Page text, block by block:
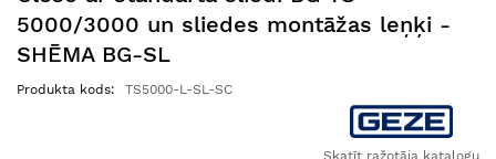
5000/3000 un sliedes montāžas leņķi -
SHĒMA BG-SL
Produkta kods TS5000-L-SL-SC
Skatīt ražotāja katalogu